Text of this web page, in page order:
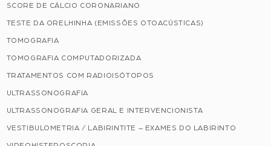
SCORE DE CÁLCIO CORONARIANO
TESTE DA ORELHINHA (EMISSÕES OTOACÚSTICAS)
TOMOGRAFIA
TOMOGRAFIA COMPUTADORIZADA
TRATAMENTOS COM RADIOISÓTOPOS
ULTRASSONOGRAFIA
ULTRASSONOGRAFIA GERAL E INTERVENCIONISTA
VESTIBULOMETRIA / LABIRINTITE – EXAMES DO LABIRINTO